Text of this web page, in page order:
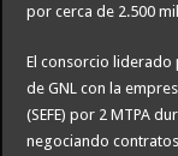
por cerca de 2.500
El consorcio liderado
de GNL con la
(SEFE) por 2 MTPA
negociando